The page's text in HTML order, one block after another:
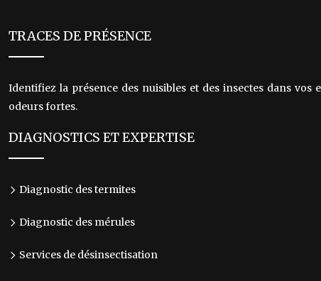
TRACES DE PRÉSENCE
Identifiez la présence des nuisibles et des insectes dans vos
odeurs fortes.
DIAGNOSTICS ET EXPERTISE
Diagnostic des termites
Diagnostic des mérules
Services de désinsectisation